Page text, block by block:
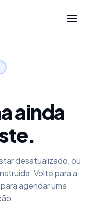
ainda
desatualizado, ou
Volte para a
agendar uma